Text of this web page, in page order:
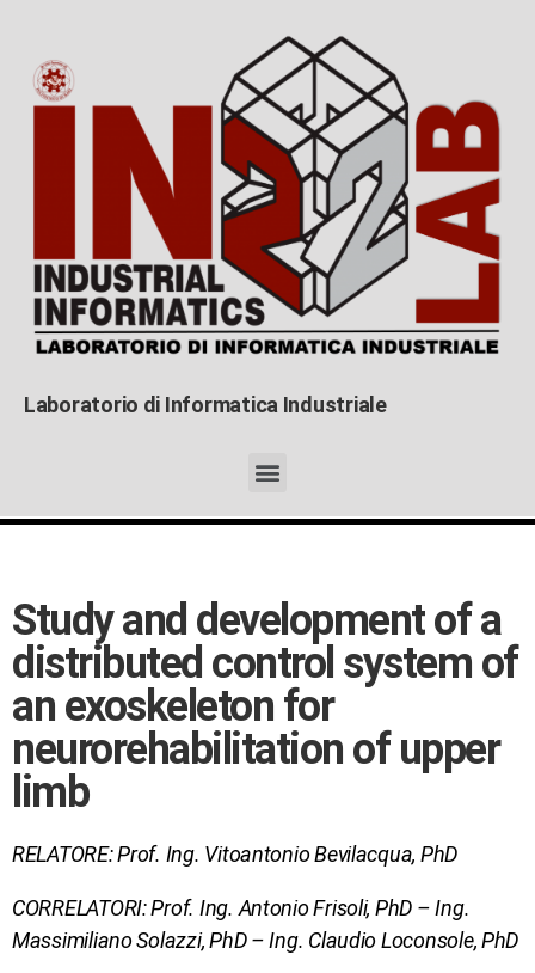
Laboratorio di Informatica Industriale
Study and development of a
distributed control system of
an exoskeleton for
neurorehabilitation of upper
limb
RELATORE: Prof. Ing. Vitoantonio Bevilacqua, PhD
CORRELATORI: Prof. Ing. Antonio Frisoli, PhD – Ing.
Massimiliano Solazzi, PhD – Ing. Claudio Loconsole, PhD